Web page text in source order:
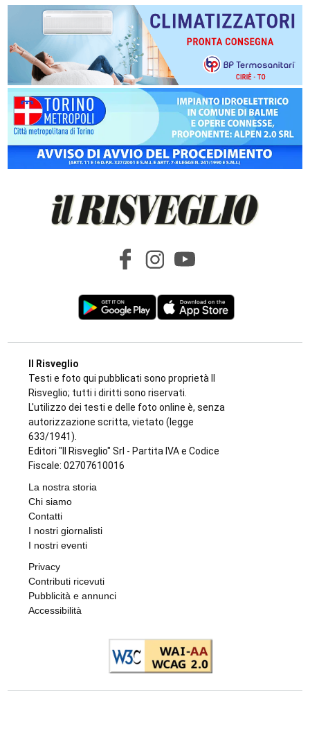
Il Risveglio
Testi e foto qui pubblicati sono proprietà Il
Risveglio; tutti i diritti sono riservati.
L'utilizzo dei testi e delle foto online è, senza
autorizzazione scritta, vietato (legge
633/1941).
Editori "Il Risveglio" Srl - Partita IVA e Codice
Fiscale: 02707610016
La nostra storia
Chi siamo
Contatti
I nostri giornalisti
I nostri eventi
Privacy
Contributi ricevuti
Pubblicità e annunci
Accessibilità